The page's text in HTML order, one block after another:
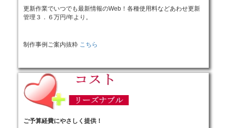
更新作業でいつでも最新情報のWeb！各種使用料などあわせ更新
管理３．６万円/年より。
制作事例ご案内抜粋 こちら
ご予算経費にやさしく提供！